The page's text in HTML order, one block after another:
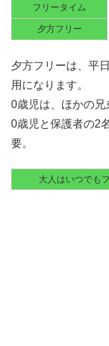
フリータイム
夕方フリー
夕方フリーは、平
用になります。
0歳児は、ほかの
0歳児と保護者の2
要。
大人はいつでも